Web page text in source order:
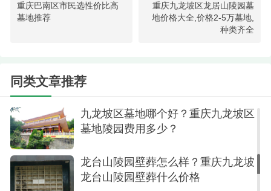
载记忆、传承家风的文化空间。现代化的服务体
系，让每一个环节——从咨询选购到仪式举行，再
到后续长期的维护祭扫——都体现出专业、便捷与
尊重。龙台山陵园以其市级资质的公信力、现代化
管理的可靠性与人文环境的感染力，为重庆市民提
供了一个告慰往者、安顿思念的放心之选。
重庆巴南区市民选性价比高
墓地推荐
重庆九龙坡区龙居山陵园墓
地价格大全,价格2-5万墓地,
种类齐全
同类文章推荐
重庆龙台山陵园山门：一座牌坊,半部
价格及选墓电话拨打400-690-3470
九龙坡区墓地哪个好？重庆九龙坡区
墓地陵园费用多少？
龙台山陵园壁葬怎么样？重庆九龙坡
龙台山陵园壁葬什么价格